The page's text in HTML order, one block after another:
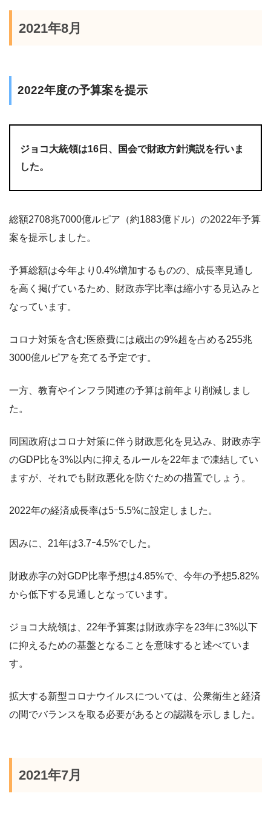
2021年8月
2022年度の予算案を提示
ジョコ大統領は16日、国会で財政方針演説を行いま
した。
総額2708兆7000億ルピア（約1883億ドル）の2022年予算
案を提示しました。
予算総額は今年より0.4%増加するものの、成長率見通し
を高く掲げているため、財政赤字比率は縮小する見込みと
なっています。
コロナ対策を含む医療費には歳出の9%超を占める255兆
3000億ルピアを充てる予定です。
一方、教育やインフラ関連の予算は前年より削減しまし
た。
同国政府はコロナ対策に伴う財政悪化を見込み、財政赤字
のGDP比を3%以内に抑えるルールを22年まで凍結してい
ますが、それでも財政悪化を防ぐための措置でしょう。
2022年の経済成長率は5ｰ5.5%に設定しました。
因みに、21年は3.7ｰ4.5%でした。
財政赤字の対GDP比率予想は4.85%で、今年の予想5.82%
から低下する見通しとなっています。
ジョコ大統領は、22年予算案は財政赤字を23年に3%以下
に抑えるための基盤となることを意味すると述べていま
す。
拡大する新型コロナウイルスについては、公衆衛生と経済
の間でバランスを取る必要があるとの認識を示しました。
2021年7月